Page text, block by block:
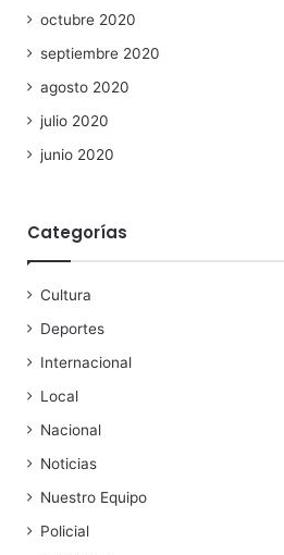
octubre 2020
septiembre 2020
agosto 2020
julio 2020
junio 2020
Categorías
Cultura
Deportes
Internacional
Local
Nacional
Noticias
Nuestro Equipo
Policial